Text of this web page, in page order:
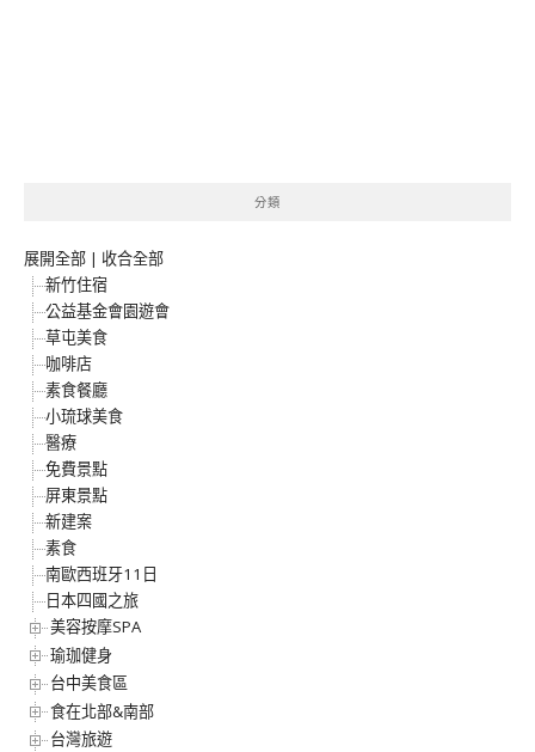
分類
展開全部 | 收合全部
新竹住宿
公益基金會園遊會
草屯美食
咖啡店
素食餐廳
小琉球美食
醫療
免費景點
屏東景點
新建案
素食
南歐西班牙11日
日本四國之旅
美容按摩SPA
瑜珈健身
台中美食區
食在北部&南部
台灣旅遊